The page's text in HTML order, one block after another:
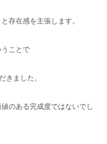
存在感を主張します。
ことで
きました。
のある完成度ではないでし